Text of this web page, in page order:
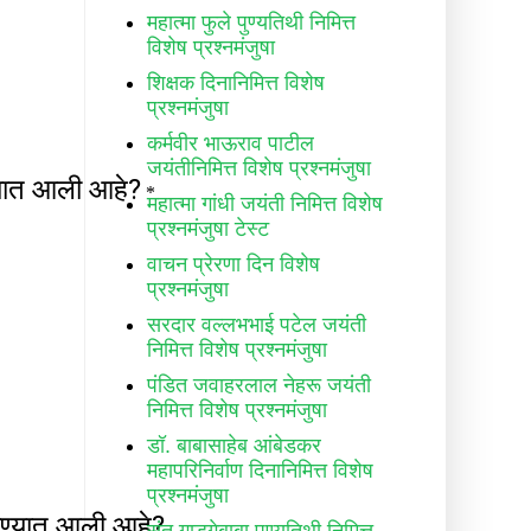
महात्मा फुले पुण्यतिथी निमित्त
विशेष प्रश्नमंजुषा
शिक्षक दिनानिमित्त विशेष
प्रश्नमंजुषा
कर्मवीर भाऊराव पाटील
जयंतीनिमित्त विशेष प्रश्नमंजुषा
महात्मा गांधी जयंती निमित्त विशेष
प्रश्नमंजुषा टेस्ट
वाचन प्रेरणा दिन विशेष
प्रश्नमंजुषा
सरदार वल्लभभाई पटेल जयंती
निमित्त विशेष प्रश्नमंजुषा
पंडित जवाहरलाल नेहरू जयंती
निमित्त विशेष प्रश्नमंजुषा
डॉ. बाबासाहेब आंबेडकर
महापरिनिर्वाण दिनानिमित्त विशेष
प्रश्नमंजुषा